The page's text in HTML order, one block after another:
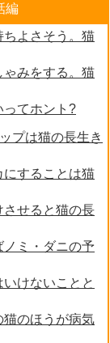
編
ちよさそう。猫
ゃみをする。猫
ってホント?
プは猫の長生き
にすることは猫
させると猫の長
ミ・ダニの予
けないことと
猫のほうが病気